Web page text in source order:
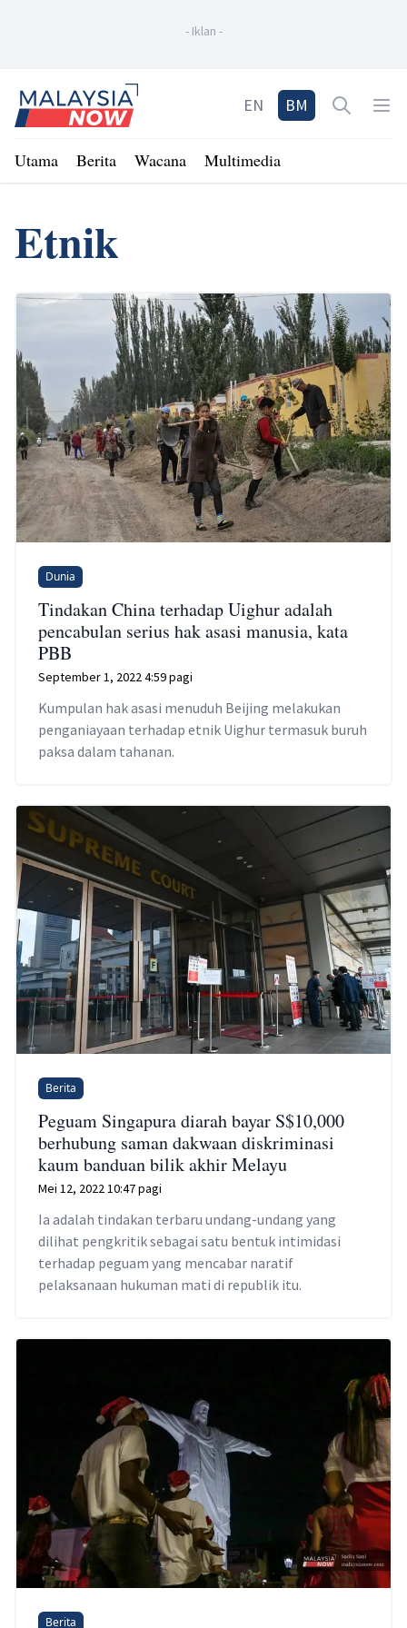
- Iklan -
Home
EN BM Open
Utama Berita Wacana Multimedia
Etnik
Dunia
Tindakan China terhadap Uighur adalah
pencabulan serius hak asasi manusia, kata
PBB
September 1, 2022 4:59 pagi
Kumpulan hak asasi menuduh Beijing melakukan
penganiayaan terhadap etnik Uighur termasuk buruh
paksa dalam tahanan.
Berita
Peguam Singapura diarah bayar S$10,000
berhubung saman dakwaan diskriminasi
kaum banduan bilik akhir Melayu
Mei 12, 2022 10:47 pagi
Ia adalah tindakan terbaru undang-undang yang
dilihat pengkritik sebagai satu bentuk intimidasi
terhadap peguam yang mencabar naratif
pelaksanaan hukuman mati di republik itu.
Berita